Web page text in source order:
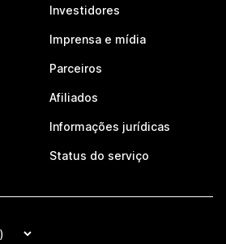
Investidores
Imprensa e mídia
Parceiros
Afiliados
Informações jurídicas
Status do serviço